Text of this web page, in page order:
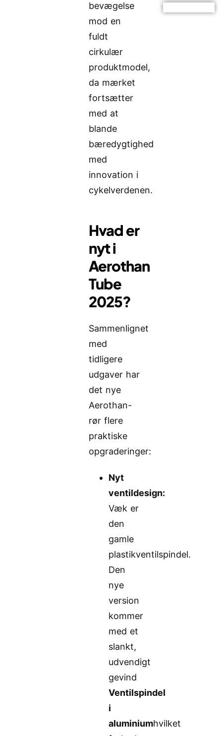
bevægelse
mod en
fuldt
cirkulær
produktmodel,
da mærket
fortsætter
med at
blande
bæredygtighed
med
innovation i
cykelverdenen.
Hvad er
nyt i
Aerothan
Tube
2025?
Sammenlignet
med
tidligere
udgaver har
det nye
Aerothan-
rør flere
praktiske
opgraderinger:
Nyt
ventildesign:
Væk er
den
gamle
plastikventilspindel.
Den
nye
version
kommer
med et
slankt,
udvendigt
gevind
Ventilspindel
i
aluminiumhvilket